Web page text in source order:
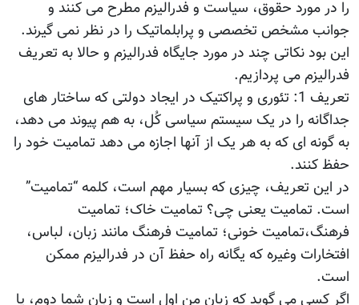
را در مورد حقوق، سیاست و فدرالیزم مطرح می کنند و
جوانب مشخص تخصصی و پرابلماتیک را در نظر نمی گیرند.
این بود نکاتی چند در مورد جایگاه فدرالیزم و حالا به تعریف
فدرالیزم می پردازیم.
تعریف 1: تئوری و پراکتیک در ایجاد دولتی که ساختار های
جداگانه را در یک سیستم سیاسی کُل، به هم پیوند می دهد،
به گونه ای که به هر یک از آنها اجازه می دهد تمامیت خود را
حفظ کنند.
در این تعریف، چیزی که بسیار مهم است، کلمه “تمامیت”
است. تمامیت یعنی چی؟ تمامیت خاک؛ تمامیت
فرهنگ،تمامیت خونی؛ تمامیت فرهنگ مانند زبان، لباس،
افتخارات وغیره که یگانه راه حفظ آن در فدرالیزم ممکن
است.
اگر کسی می گوید که زبان من اول است و زبان شما دوم، یا